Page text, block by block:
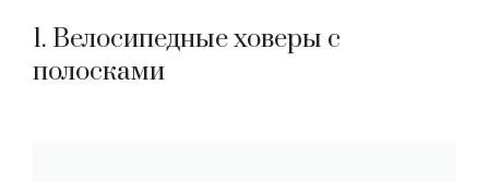
1. Велосипедные ховеры с
полосками